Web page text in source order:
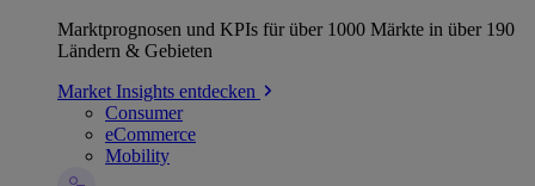
Marktprognosen und KPIs für über 1000 Märkte in über 190
Ländern & Gebieten
Market Insights entdecken
Consumer
eCommerce
Mobility